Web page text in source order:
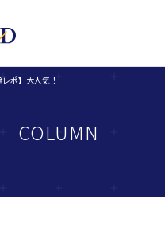
【突撃レポ】大人気！噂のフライングタイガーコペンハーゲン＠お台場アクアシティ店に行ってみたッス。
COLUMN